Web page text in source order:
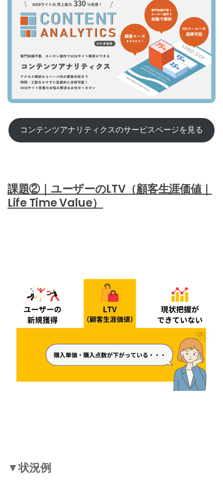
コンテンツアナリティクスのサービスページを見る
課題②｜ユーザーのLTV（顧客生涯価値｜
Life Time Value）
▼状況例